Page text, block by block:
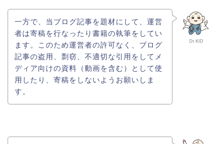
Dr.KID
一方で、当ブログ記事を題材にして、運営
者は寄稿を行なったり書籍の執筆をしてい
ます。このため運営者の許可なく、ブログ
記事の盗用、剽窃、不適切な引用をしてメ
ディア向けの資料（動画を含む）として使
用したり、寄稿をしないようお願いしま
す。